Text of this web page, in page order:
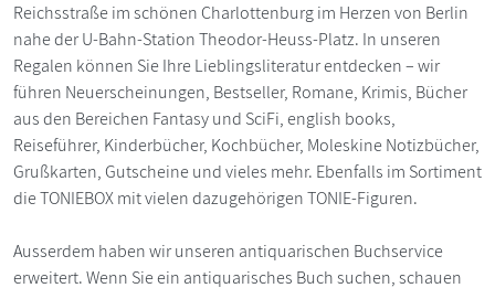
Reichsstraße im schönen Charlottenburg im Herzen von Berlin
nahe der U-Bahn-Station Theodor-Heuss-Platz. In unseren
Regalen können Sie Ihre Lieblingsliteratur entdecken – wir
führen Neuerscheinungen, Bestseller, Romane, Krimis, Bücher
aus den Bereichen Fantasy und SciFi, english books,
Reiseführer, Kinderbücher, Kochbücher, Moleskine Notizbücher,
Grußkarten, Gutscheine und vieles mehr. Ebenfalls im Sortiment
die TONIEBOX mit vielen dazugehörigen TONIE-Figuren.
Ausserdem haben wir unseren antiquarischen Buchservice
erweitert. Wenn Sie ein antiquarisches Buch suchen, schauen